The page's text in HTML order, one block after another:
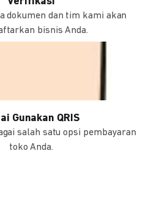
dokumen dan tim kami akan
bisnis Anda.
Gunakan QRIS
salah satu opsi pembayaran
toko Anda.